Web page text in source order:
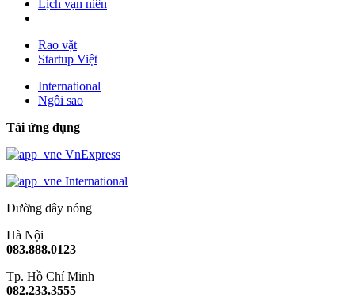
Lịch vạn niên
Rao vặt
Startup Việt
International
Ngôi sao
Tải ứng dụng
VnExpress
International
Đường dây nóng
Hà Nội
083.888.0123
Tp. Hồ Chí Minh
082.233.3555